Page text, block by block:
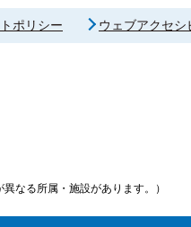
ポリシー ウェブアクセ
なる所属・施設があります。）